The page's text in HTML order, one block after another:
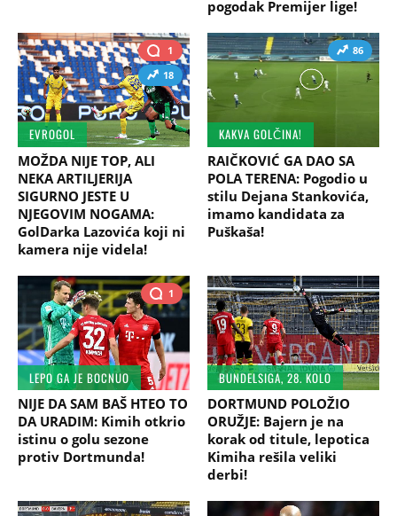
pogodak Premijer lige!
1
18
EVROGOL
MOŽDA NIJE TOP, ALI
NEKA ARTILJERIJA
SIGURNO JESTE U
NJEGOVIM NOGAMA:
GolDarka Lazovića koji ni
kamera nije videla!
86
KAKVA GOLČINA!
RAIČKOVIĆ GA DAO SA
POLA TERENA: Pogodio u
stilu Dejana Stankovića,
imamo kandidata za
Puškaša!
1
LEPO GA JE BOCNUO
NIJE DA SAM BAŠ HTEO TO
DA URADIM: Kimih otkrio
istinu o golu sezone
protiv Dortmunda!
BUNDELSIGA, 28. KOLO
DORTMUND POLOŽIO
ORUŽJE: Bajern je na
korak od titule, lepotica
Kimiha rešila veliki
derbi!